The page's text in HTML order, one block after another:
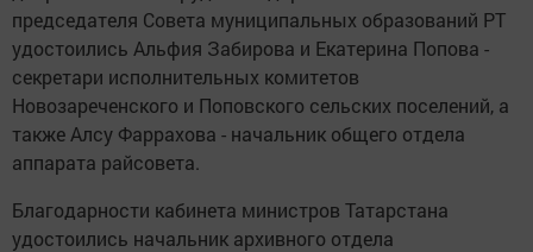
председателя Совета муниципальных образований РТ
удостоились Альфия Забирова и Екатерина Попова -
секретари исполнительных комитетов
Новозареченского и Поповского сельских поселений, а
также Алсу Фаррахова - начальник общего отдела
аппарата райсовета.
Благодарности кабинета министров Татарстана
удостоились начальник архивного отдела